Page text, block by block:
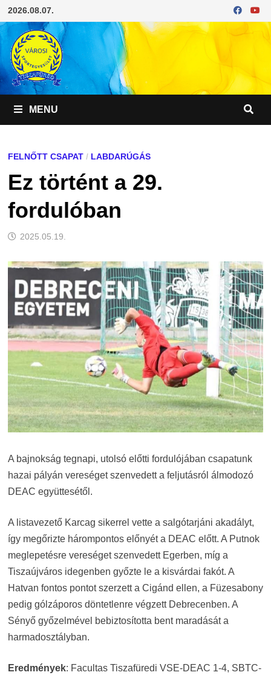
Skip
to
content
2026.08.07.
MENU
FELNŐTT CSAPAT/ LABDARÚGÁS
Ez történt a 29.
fordulóban
2025.05.19.
A bajnokság tegnapi, utolsó előtti fordulójában csapatunk
hazai pályán vereséget szenvedett a feljutásról álmodozó
DEAC együttesétől.
A listavezető Karcag sikerrel vette a salgótarjáni akadályt,
így megőrizte hárompontos előnyét a DEAC előtt. A Putnok
meglepetésre vereséget szenvedett Egerben, míg a
Tiszaújváros idegenben győzte le a kisvárdai fakót. A
Hatvan fontos pontot szerzett a Cigánd ellen, a Füzesabony
pedig gólzáporos döntetlenre végzett Debrecenben. A
Sényő győzelmével bebiztosította bent maradását a
harmadosztályban.
Eredmények: Facultas Tiszafüredi VSE-DEAC 1-4, SBTC-